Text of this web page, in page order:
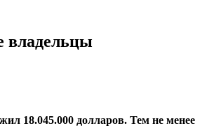
владельцы
18.045.000 долларов. Тем не менее